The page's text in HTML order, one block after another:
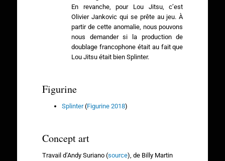
En revanche, pour Lou Jitsu, c’est
Olivier Jankovic qui se prête au jeu. À
partir de cette anomalie, nous pouvons
nous demander si la production de
doublage francophone était au fait que
Lou Jitsu était bien Splinter.
Figurine
Splinter(Figurine 2018)
Concept art
Travail d’Andy Suriano (source), de Billy Martin